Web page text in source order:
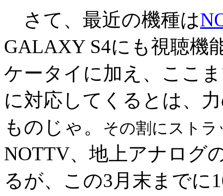
さて、最近の機種は
GALAXY S4にも視聴機
ケータイに加え、ここ
に対応してくるとは、
ものじゃ。
その割にスト
NOTTV、地上アナログ
るが、この3月末までに